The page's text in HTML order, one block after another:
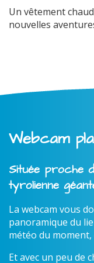
Un vêtement
nouvelles
Webcam
Située proche
tyrolienne
La webcam vous
panoramique du
météo du moment,
Et avec un peu de